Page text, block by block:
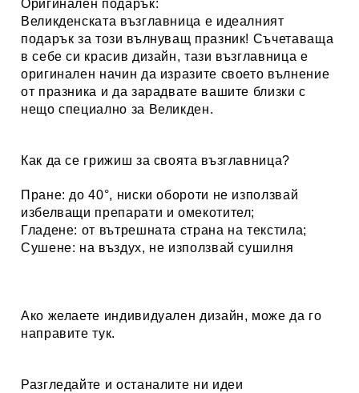
Оригинален подарък:
Великденската възглавница е идеалният
подарък за този вълнуващ празник! Съчетаваща
в себе си красив дизайн, тази възглавница е
оригинален начин да изразите своето вълнение
от празника и да зарадвате вашите близки с
нещо специално за Великден.
Как да се грижиш за своята възглавница?
Пране: до 40°, ниски обороти не използвай
избелващи препарати и омекотител;
Гладене: от вътрешната страна на текстила;
Сушене: на въздух, не използвай сушилня
Ако желаете индивидуален дизайн, може да го
направитетук.
Разгледайте и останалите ни идеи